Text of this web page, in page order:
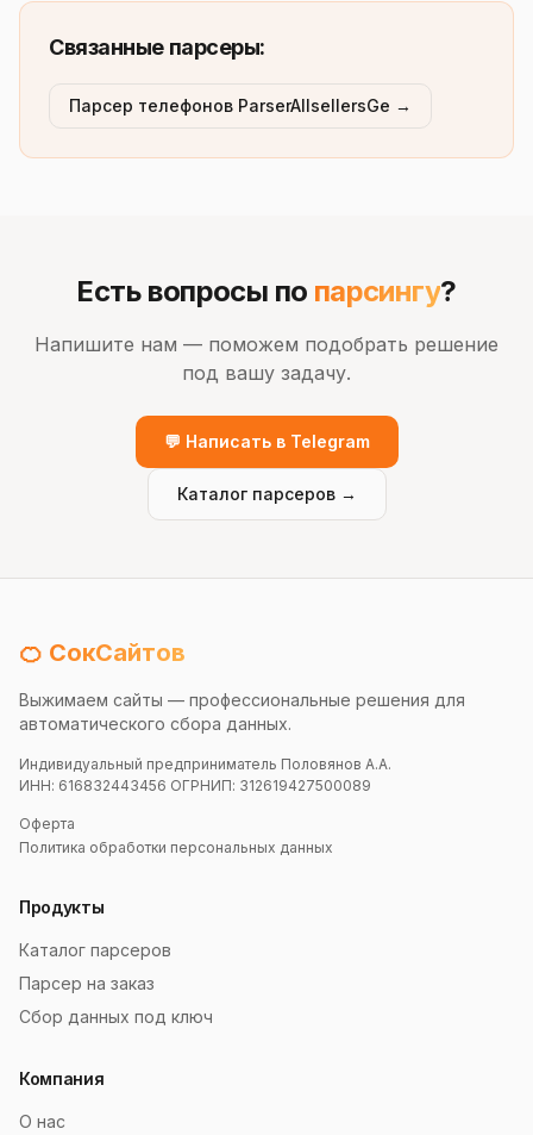
Связанные парсеры:
Парсер телефонов ParserAllsellersGe →
Есть вопросы по парсингу?
Напишите нам — поможем подобрать решение
под вашу задачу.
💬 Написать в Telegram
Каталог парсеров →
🍊 СокСайтов
Выжимаем сайты — профессиональные решения для
автоматического сбора данных.
Индивидуальный предприниматель Половянов А.А.
ИНН: 616832443456 ОГРНИП: 312619427500089
Оферта
Политика обработки персональных данных
Продукты
Каталог парсеров
Парсер на заказ
Сбор данных под ключ
Компания
О нас